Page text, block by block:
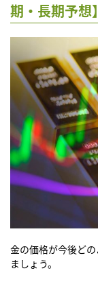
期・長期予想】
金の価格が今後ど
ましょう。